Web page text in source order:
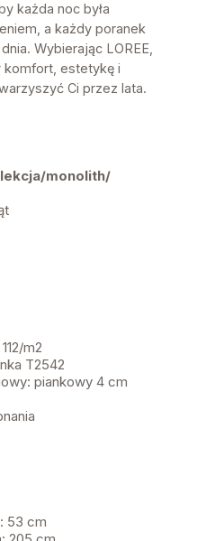
każda noc była
a każdy poranek
Wybierając LOREE,
komfort, estetykę i
Ci przez lata.
monolith/
m2
T2542
piankowy 4 cm
53 cm